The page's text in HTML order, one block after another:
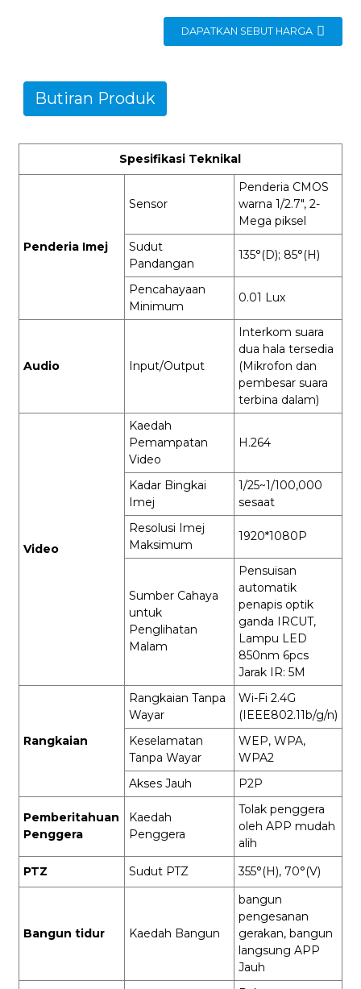
DAPATKAN SEBUT HARGA
Butiran Produk
Spesifikasi Teknikal
Penderia Imej
Sensor
Penderia CMOS
warna 1/2.7", 2-
Mega piksel
Sudut
Pandangan
135°(D); 85°(H)
Pencahayaan
Minimum
0.01 Lux
Audio Input/Output
Interkom suara
dua hala tersedia
(Mikrofon dan
pembesar suara
terbina dalam)
Video
Kaedah
Pemampatan
Video
H.264
Kadar Bingkai
Imej
1/25~1/100,000
sesaat
Resolusi Imej
Maksimum
1920*1080P
Sumber Cahaya
untuk
Penglihatan
Malam
Pensuisan
automatik
penapis optik
ganda IRCUT,
Lampu LED
850nm 6pcs
Jarak IR: 5M
Rangkaian
Rangkaian Tanpa
Wayar
Wi-Fi 2.4G
(IEEE802.11b/g/n)
Keselamatan
Tanpa Wayar
WEP, WPA,
WPA2
Akses Jauh
P2P
Pemberitahuan
Penggera
Kaedah
Penggera
Tolak penggera
oleh APP mudah
alih
PTZ
Sudut PTZ 355°(H), 70°(V)
Bangun tidur Kaedah Bangun
bangun
pengesanan
gerakan, bangun
langsung APP
Jauh